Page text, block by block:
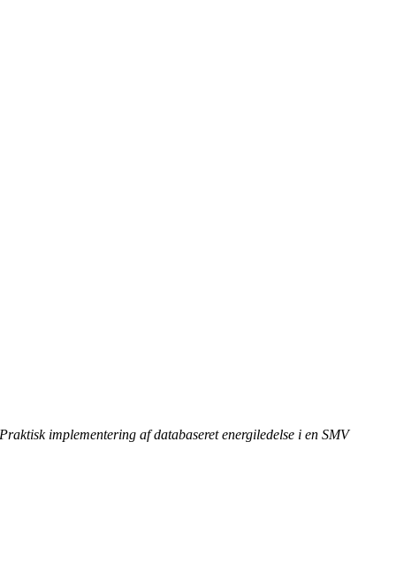
Praktisk implementering af databaseret energiledelse i en SMV